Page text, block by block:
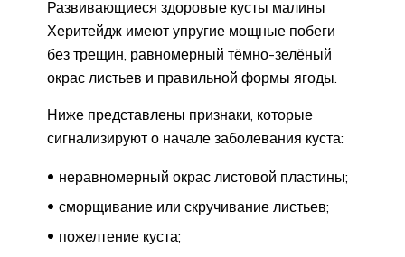
Развивающиеся здоровые кусты малины
Херитейдж имеют упругие мощные побеги
без трещин, равномерный тёмно-зелёный
окрас листьев и правильной формы ягоды.
Ниже представлены признаки, которые
сигнализируют о начале заболевания куста:
неравномерный окрас листовой пластины;
сморщивание или скручивание листьев;
пожелтение куста;